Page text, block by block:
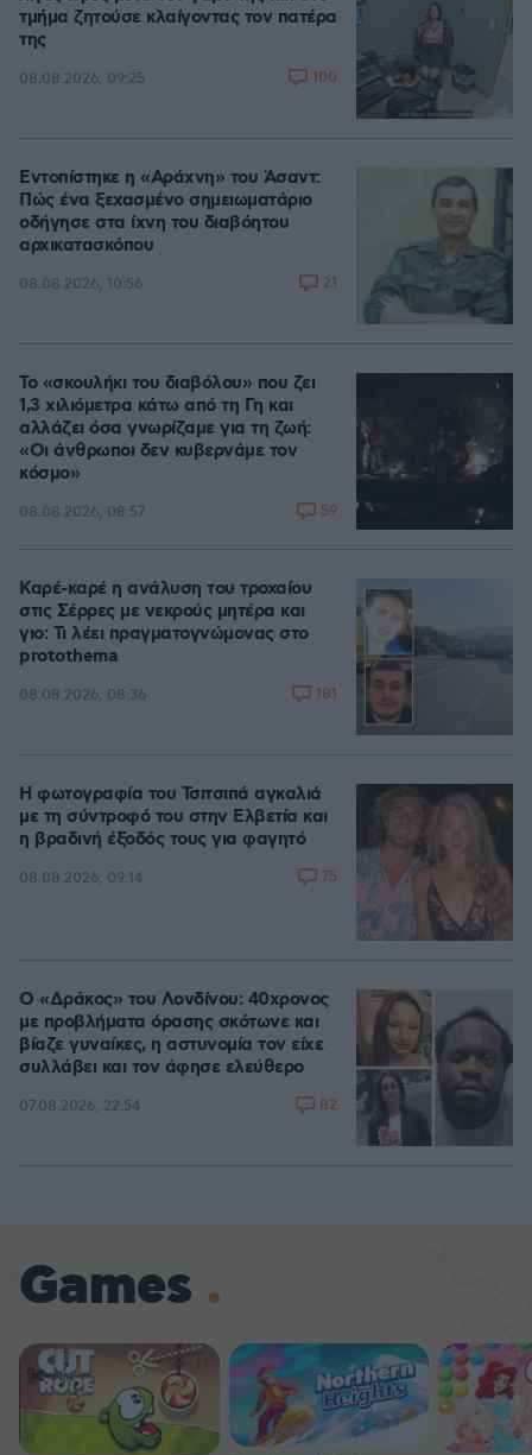
τμήμα ζητούσε κλαίγοντας τον πατέρα
της
08.08.2026, 09:25 100
Εντοπίστηκε η «Αράχνη» του Άσαντ:
Πώς ένα ξεχασμένο σημειωματάριο
οδήγησε στα ίχνη του διαβόητου
αρχικατασκόπου
08.08.2026, 10:56 21
Το «σκουλήκι του διαβόλου» που ζει
1,3 χιλιόμετρα κάτω από τη Γη και
αλλάζει όσα γνωρίζαμε για τη ζωή:
«Οι άνθρωποι δεν κυβερνάμε τον
κόσμο»
08.08.2026, 08:57 59
Καρέ-καρέ η ανάλυση του τροχαίου
στις Σέρρες με νεκρούς μητέρα και
γιο: Τι λέει πραγματογνώμονας στο
protothema
08.08.2026, 08:36 181
Η φωτογραφία του Τσιτσιπά αγκαλιά
με τη σύντροφό του στην Ελβετία και
η βραδινή έξοδός τους για φαγητό
08.08.2026, 09:14 75
Ο «Δράκος» του Λονδίνου: 40χρονος
με προβλήματα όρασης σκότωνε και
βίαζε γυναίκες, η αστυνομία τον είχε
συλλάβει και τον άφησε ελεύθερο
07.08.2026, 22:54 82
Games